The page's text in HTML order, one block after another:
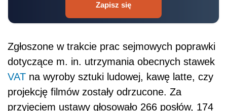
Zapisz się
Zgłoszone w trakcie prac sejmowych poprawki
dotyczące m. in. utrzymania obecnych stawek
VAT na wyroby sztuki ludowej, kawę latte, czy
projekcję filmów zostały odrzucone. Za
przyjęciem ustawy głosowało 266 posłów, 174